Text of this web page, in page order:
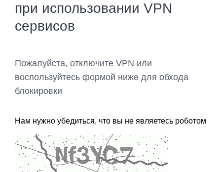
при использовании VPN
сервисов
Пожалуйста, отключите VPN или
воспользуйтесь формой ниже для обхода
блокировки
Нам нужно убедиться, что вы не являетесь роботом